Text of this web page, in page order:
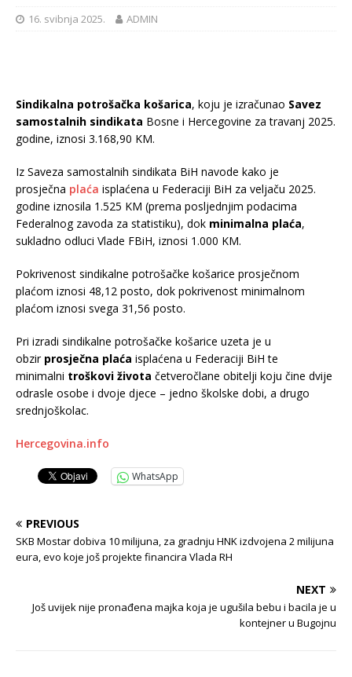
16. svibnja 2025. ADMIN
Sindikalna potrošačka košarica, koju je izračunao Savez
samostalnih sindikata Bosne i Hercegovine za travanj 2025.
godine, iznosi 3.168,90 KM.
Iz Saveza samostalnih sindikata BiH navode kako je
prosječna plaća isplaćena u Federaciji BiH za veljaču 2025.
godine iznosila 1.525 KM (prema posljednjim podacima
Federalnog zavoda za statistiku), dok minimalna plaća,
sukladno odluci Vlade FBiH, iznosi 1.000 KM.
Pokrivenost sindikalne potrošačke košarice prosječnom
plaćom iznosi 48,12 posto, dok pokrivenost minimalnom
plaćom iznosi svega 31,56 posto.
Pri izradi sindikalne potrošačke košarice uzeta je u
obzir prosječna plaća isplaćena u Federaciji BiH te
minimalni troškovi života četveročlane obitelji koju čine dvije
odrasle osobe i dvoje djece – jedno školske dobi, a drugo
srednjoškolac.
Hercegovina.info
WhatsApp
PREVIOUS
SKB Mostar dobiva 10 milijuna, za gradnju HNK izdvojena 2 milijuna
eura, evo koje još projekte financira Vlada RH
NEXT
Još uvijek nije pronađena majka koja je ugušila bebu i bacila je u
kontejner u Bugojnu